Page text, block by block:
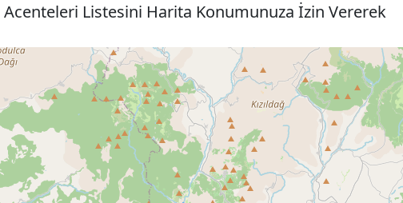
Listesini Harita Konumunuza İzin Vererek